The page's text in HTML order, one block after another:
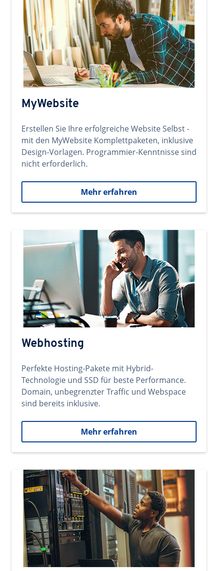
MyWebsite
Erstellen Sie Ihre erfolgreiche Website Selbst -
mit den MyWebsite Komplettpaketen, inklusive
Design-Vorlagen. Programmier-Kenntnisse sind
nicht erforderlich.
Mehr erfahren
Webhosting
Perfekte Hosting-Pakete mit Hybrid-
Technologie und SSD für beste Performance.
Domain, unbegrenzter Traffic und Webspace
sind bereits inklusive.
Mehr erfahren